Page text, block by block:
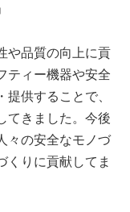
や品質の向上に貢
ティー機器や安全
供することで、
てきました。今後
々の安全なモノづ
くりに貢献してま